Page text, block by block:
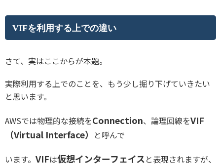
VIFを利用する上での違い
さて、実はここからが本題。
実際利用する上でのことを、もう少し掘り下げていきたい
と思います。
AWSでは物理的な接続をConnection、論理回線をVIF
（Virtual Interface）
と呼んで
います。 VIFは仮想インターフェイスと表現されますが、